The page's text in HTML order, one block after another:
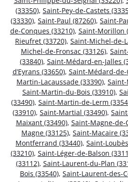
(33350), Saint-Pey-de-Castets
(33330), Saint-Paul (87260), Saint-
de-Conques (33210), Saint-Morillon
Rieufret (33720), Saint-Michel-de-
Michel-de-Fronsac (33126),
(33840), Saint-Médard-en-Jalles
d’Eyrans (33650), Saint-Médard-de-
Martin-Lacaussade (33390),
Saint-Martin-du-Bois (33910),
(33490), Saint-Martin-de-Lerm
(33910), Saint-Martial (33490),
Maixant (33490), Saint-Magne-de-
Magne (33125), Saint-Macaire
Montferrand (33440), Saint-
(33210), Saint-Léger-de-Balson
(33112), Saint-Laurent-du-Plan
Bois (33540), Saint-Laurent-des-